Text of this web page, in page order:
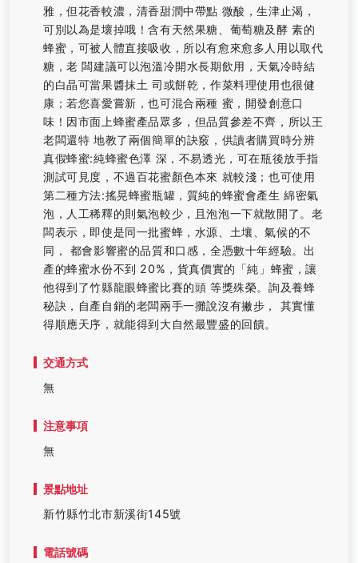
雅，但花香較濃，清香甜潤中帶點 微酸，生津止渴，
可別以為是壞掉哦！含有天然果糖、葡萄糖及酵 素的
蜂蜜，可被人體直接吸收，所以有愈來愈多人用以取代
糖，老 闆建議可以泡溫冷開水長期飲用，天氣冷時結
的白晶可當果醬抹土 司或餅乾，作菜料理使用也很健
康；若您喜愛嘗新，也可混合兩種 蜜，開發創意口
味！因市面上蜂蜜產品眾多，但品質參差不齊，所以王
老闆還特 地教了兩個簡單的訣竅，供讀者購買時分辨
真假蜂蜜:純蜂蜜色澤 深，不易透光，可在瓶後放手指
測試可見度，不過百花蜜顏色本來 就較淺；也可使用
第二種方法:搖晃蜂蜜瓶罐，質純的蜂蜜會產生 綿密氣
泡，人工稀釋的則氣泡較少，且泡泡一下就散開了。老
闆表示，即使是同一批蜜蜂，水源、土壤、氣候的不
同， 都會影響蜜的品質和口感，全憑數十年經驗。出
產的蜂蜜水份不到 20%，貨真價實的「純」蜂蜜，讓
他得到了竹縣龍眼蜂蜜比賽的頭 等獎殊榮。詢及養蜂
秘訣，自產自銷的老闆兩手一攤說沒有撇步， 其實懂
得順應天序，就能得到大自然最豐盛的回饋。
交通方式
無
注意事項
無
景點地址
新竹縣竹北市新溪街145號
電話號碼